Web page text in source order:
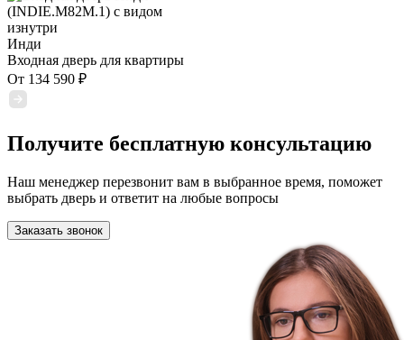
Инди
Входная дверь для квартиры
От 134 590 ₽
Получите бесплатную консультацию
Наш менеджер перезвонит вам в выбранное время, поможет
выбрать дверь и ответит на любые вопросы
Заказать звонок